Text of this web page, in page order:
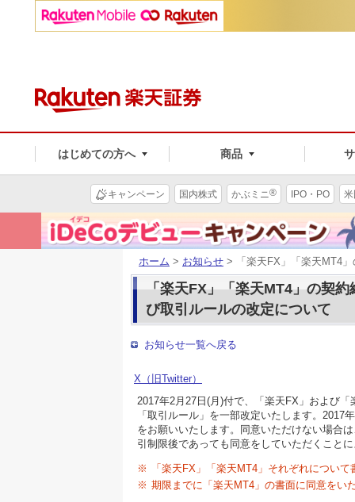
はじめての方へ 商品
キャンペーン 国内株式 かぶミニ® IPO・PO
ホーム > お知らせ > 「楽天FX」「楽天MT4
「楽天FX」「楽天MT4」の契
び取引ルールの改定について
お知らせ一覧へ戻る
X（旧Twitter）
2017年2月27日(月)付で、「楽天FX」および
「取引ルール」を一部改定いたします。
をお願いいたします。同意いただけない場合
引制限後であっても同意をしていただくこと
※
「楽天FX」「楽天MT4」それぞれについ
※ 期限までに「楽天MT4」の書面に同意をい